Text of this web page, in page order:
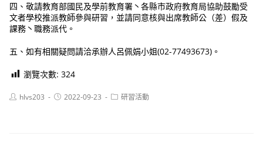
四、敬請教育部國民及學前教育署丶各縣市政府教育局協助鼓勵受
文者學校推派教師參與研習，並請同意核與出席教師公（差）假及
課務丶職務派代。
五、如有相關疑問請洽承辦人呂佩娟小姐(02-77493673)。
瀏覽次數: 324
Posthlvs203
Post2022-09-23
Post研習活動